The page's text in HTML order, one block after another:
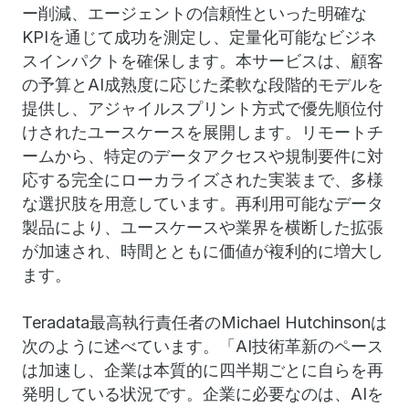
ー削減、エージェントの信頼性といった明確な
KPIを通じて成功を測定し、定量化可能なビジネ
スインパクトを確保します。本サービスは、顧客
の予算とAI成熟度に応じた柔軟な段階的モデルを
提供し、アジャイルスプリント方式で優先順位付
けされたユースケースを展開します。リモートチ
ームから、特定のデータアクセスや規制要件に対
応する完全にローカライズされた実装まで、多様
な選択肢を用意しています。再利用可能なデータ
製品により、ユースケースや業界を横断した拡張
が加速され、時間とともに価値が複利的に増大し
ます。
Teradata最高執行責任者のMichael Hutchinsonは
次のように述べています。「AI技術革新のペース
は加速し、企業は本質的に四半期ごとに自らを再
発明している状況です。企業に必要なのは、AIを